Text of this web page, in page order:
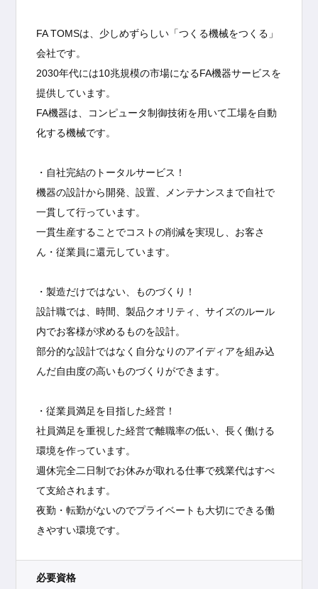
FA TOMSは、少しめずらしい「つくる機械をつくる」
会社です。
2030年代には10兆規模の市場になるFA機器サービスを
提供しています。
FA機器は、コンピュータ制御技術を用いて工場を自動
化する機械です。
・自社完結のトータルサービス！
機器の設計から開発、設置、メンテナンスまで自社で
一貫して行っています。
一貫生産することでコストの削減を実現し、お客さ
ん・従業員に還元しています。
・製造だけではない、ものづくり！
設計職では、時間、製品クオリティ、サイズのルール
内でお客様が求めるものを設計。
部分的な設計ではなく自分なりのアイディアを組み込
んだ自由度の高いものづくりができます。
・従業員満足を目指した経営！
社員満足を重視した経営で離職率の低い、長く働ける
環境を作っています。
週休完全二日制でお休みが取れる仕事で残業代はすべ
て支給されます。
夜勤・転勤がないのでプライベートも大切にできる働
きやすい環境です。
必要資格